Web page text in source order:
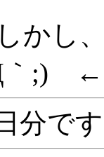
かし
｀;) ←
分です